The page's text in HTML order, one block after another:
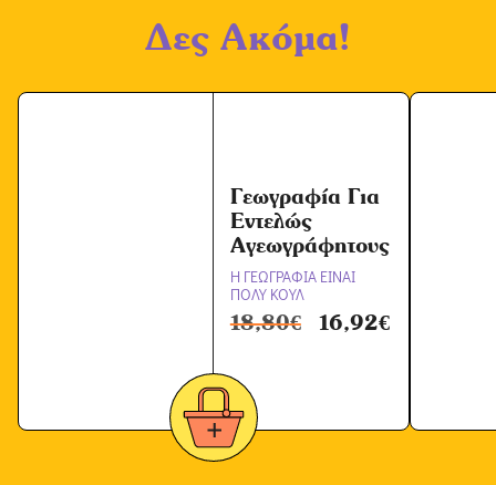
ω
Δες Ακόμα!
Γεωγραφία Για
Εντελώς
Αγεωγράφητους
Η ΓΕΩΓΡΑΦΙΑ ΕΙΝΑΙ
ΠΟΛΥ ΚΟΥΛ
18,80€ 16,92€